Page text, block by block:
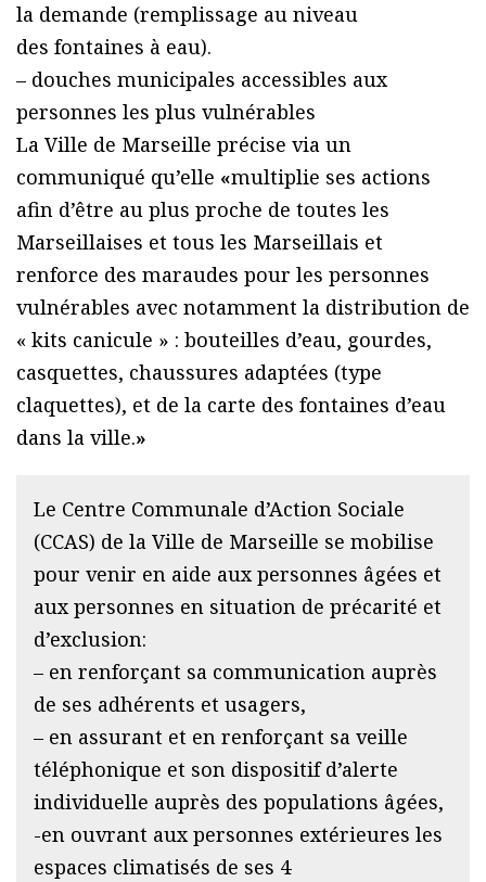
la demande (remplissage au niveau
des fontaines à eau).
– douches municipales accessibles aux
personnes les plus vulnérables
La Ville de Marseille précise via un
communiqué qu’elle «multiplie ses actions
afin d’être au plus proche de toutes les
Marseillaises et tous les Marseillais et
renforce des maraudes pour les personnes
vulnérables avec notamment la distribution de
« kits canicule » : bouteilles d’eau, gourdes,
casquettes, chaussures adaptées (type
claquettes), et de la carte des fontaines d’eau
dans la ville.»
Le Centre Communale d’Action Sociale
(CCAS) de la Ville de Marseille se mobilise
pour venir en aide aux personnes âgées et
aux personnes en situation de précarité et
d’exclusion:
– en renforçant sa communication auprès
de ses adhérents et usagers,
– en assurant et en renforçant sa veille
téléphonique et son dispositif d’alerte
individuelle auprès des populations âgées,
-en ouvrant aux personnes extérieures les
espaces climatisés de ses 4